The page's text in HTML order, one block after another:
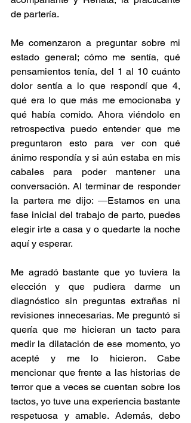
de partería.
Me comenzaron a preguntar sobre mi
estado general; cómo me sentía, qué
pensamientos tenía, del 1 al 10 cuánto
dolor sentía a lo que respondí que 4,
qué era lo que más me emocionaba y
qué había comido. Ahora viéndolo en
retrospectiva puedo entender que me
preguntaron esto para ver con qué
ánimo respondía y si aún estaba en mis
cabales para poder mantener una
conversación. Al terminar de responder
la partera me dijo: —Estamos en una
fase inicial del trabajo de parto, puedes
elegir irte a casa y o quedarte la noche
aquí y esperar.
Me agradó bastante que yo tuviera la
elección y que pudiera darme un
diagnóstico sin preguntas extrañas ni
revisiones innecesarias. Me preguntó si
quería que me hicieran un tacto para
medir la dilatación de ese momento, yo
acepté y me lo hicieron. Cabe
mencionar que frente a las historias de
terror que a veces se cuentan sobre los
tactos, yo tuve una experiencia bastante
respetuosa y amable. Además, debo